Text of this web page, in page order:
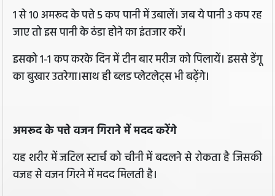
1 से 10 अमरूद के पत्ते 5 कप पानी में उबालें। जब ये पानी 3 कप रह
जाए तो इस पानी के ठंडा होने का इंतजार करें।
इसको 1-1 कप करके दिन में टीन बार मरीज को पिलायें। इससे डेंगू
का बुखार उतरेगा।साथ ही ब्लड प्लेटलेट्स भी बढ़ेंगे।
अमरूद के पत्ते वजन गिराने में मदद करेंगे
यह शरीर में जटिल स्टार्च को चीनी में बदलने से रोकता है जिसकी
वजह से वजन गिरने में मदद मिलती है।